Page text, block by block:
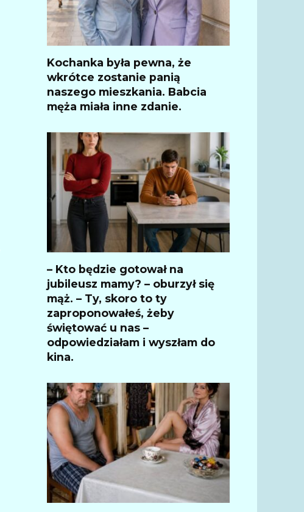
Kochanka była pewna, że
wkrótce zostanie panią
naszego mieszkania. Babcia
męża miała inne zdanie.
– Kto będzie gotował na
jubileusz mamy? – oburzył się
mąż. – Ty, skoro to ty
zaproponowałeś, żeby
świętować u nas –
odpowiedziałam i wyszłam do
kina.